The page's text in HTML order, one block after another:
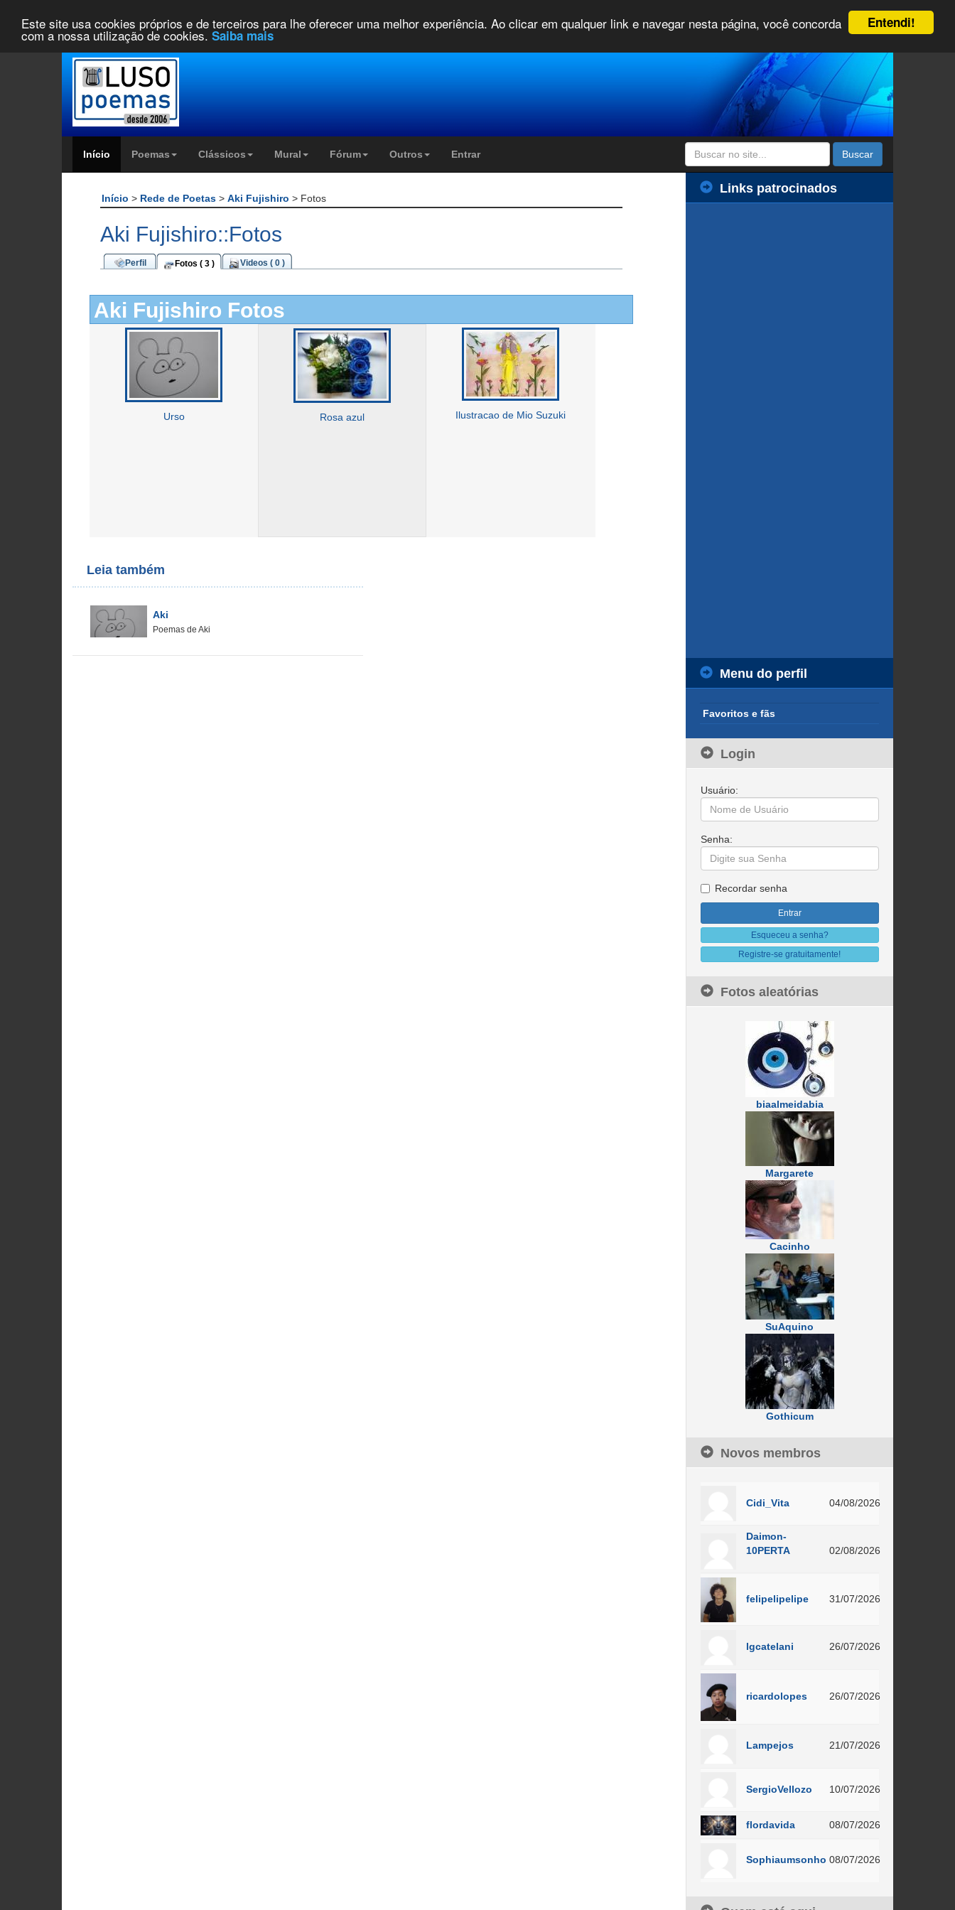
Entendi!
Este site usa cookies próprios e de terceiros para lhe oferecer uma melhor experiência. Ao clicar em qualquer link e navegar nesta página, você concorda
com a nossa utilização de cookies. Saiba mais
Início Poemas Clássicos Mural Fórum Outros Entrar Buscar
Início > Rede de Poetas > Aki Fujishiro > Fotos
Aki Fujishiro::Fotos
Perfil Fotos ( 3 ) Videos ( 0 )
Aki Fujishiro Fotos
Urso Rosa azul Ilustracao de Mio Suzuki
Leia também
Aki
Poemas de Aki
Links patrocinados
Menu do perfil
Favoritos e fãs
Login
Usuário:
Senha:
Recordar senha
Esqueceu a senha?
Registre-se gratuitamente!
Fotos aleatórias
biaalmeidabia
Margarete
Cacinho
SuAquino
Gothicum
Novos membros
Cidi_Vita 04/08/2026
Daimon-
10PERTA
02/08/2026
felipelipelipe 31/07/2026
lgcatelani 26/07/2026
ricardolopes 26/07/2026
Lampejos 21/07/2026
SergioVellozo 10/07/2026
flordavida 08/07/2026
Sophiaumsonho 08/07/2026